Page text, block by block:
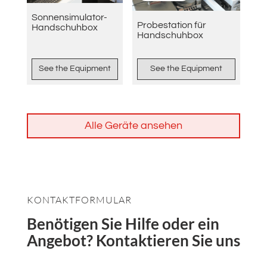
Sonnensimulator-
Handschuhbox
See the Equipment
Probestation für
Handschuhbox
See the Equipment
Alle Geräte ansehen
KONTAKTFORMULAR
Benötigen Sie Hilfe oder ein
Angebot? Kontaktieren Sie uns